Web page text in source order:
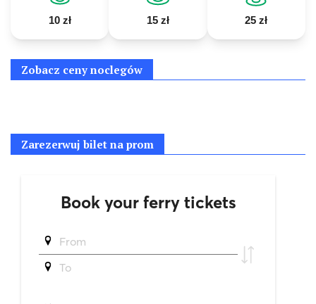
10 zł 15 zł 25 zł
Zobacz ceny noclegów
Zarezerwuj bilet na prom